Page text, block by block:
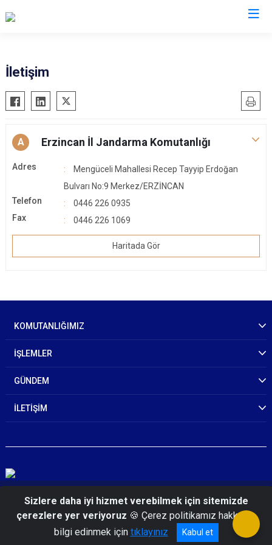
İletişim
A Erzincan İl Jandarma Komutanlığı
Adres
Mengüceli Mahallesi Recep Tayyip Erdoğan
Bulvarı No:9 Merkez/ERZİNCAN
Telefon
0446 226 0935
Fax
0446 226 1069
Haritada Gör
KOMUTANLIĞIMIZ
İŞLEMLER
GÜNDEM
İLETİŞİM
© 2026 Erzincan İl Jandarma Komutanlığı
Sizlere daha iyi hizmet verebilmek için sitemizde
çerezlere yer veriyoruz 🍪 Çerez politikamız hakkında
bilgi edinmek için tıklayınız Kabul et